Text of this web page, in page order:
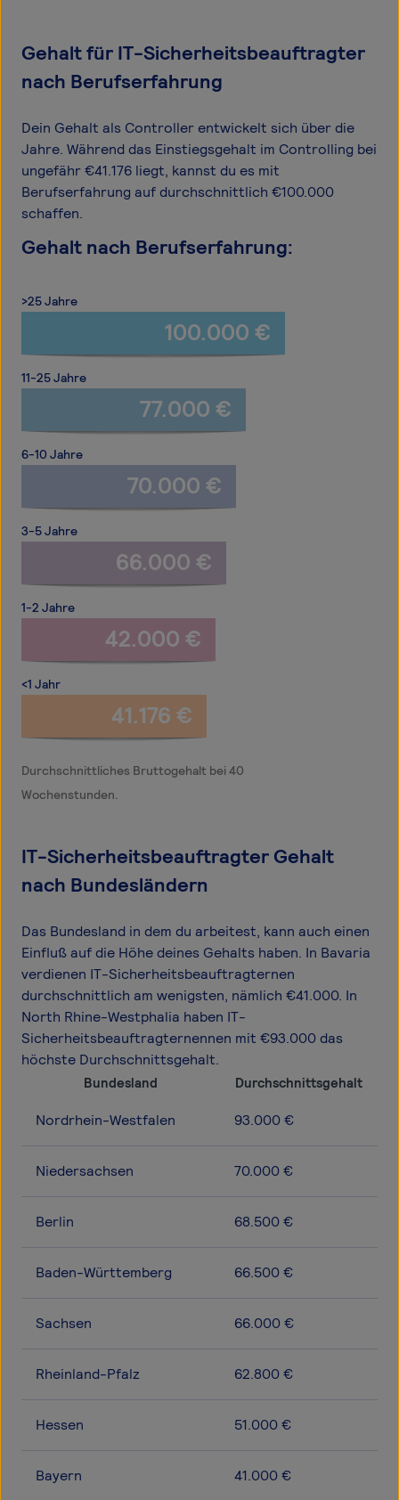
Gehalt für IT-Sicherheitsbeauftragter
nach Berufserfahrung
Dein Gehalt als Controller entwickelt sich über die
Jahre. Während das Einstiegsgehalt im Controlling bei
ungefähr €41.176 liegt, kannst du es mit
Berufserfahrung auf durchschnittlich €100.000
schaffen.
Gehalt nach Berufserfahrung:
>25 Jahre
100.000 €
11-25 Jahre
77.000 €
6-10 Jahre
70.000 €
3-5 Jahre
66.000 €
1-2 Jahre
42.000 €
<1 Jahr
41.176 €
Durchschnittliches Bruttogehalt bei 40
Wochenstunden.
IT-Sicherheitsbeauftragter Gehalt
nach Bundesländern
Das Bundesland in dem du arbeitest, kann auch einen
Einfluß auf die Höhe deines Gehalts haben. In Bavaria
verdienen IT-Sicherheitsbeauftragternen
durchschnittlich am wenigsten, nämlich €41.000. In
North Rhine-Westphalia haben IT-
Sicherheitsbeauftragternennen mit €93.000 das
höchste Durchschnittsgehalt.
Bundesland Durchschnittsgehalt
Nordrhein-Westfalen 93.000 €
Niedersachsen 70.000 €
Berlin 68.500 €
Baden-Württemberg 66.500 €
Sachsen 66.000 €
Rheinland-Pfalz 62.800 €
Hessen 51.000 €
Bayern 41.000 €